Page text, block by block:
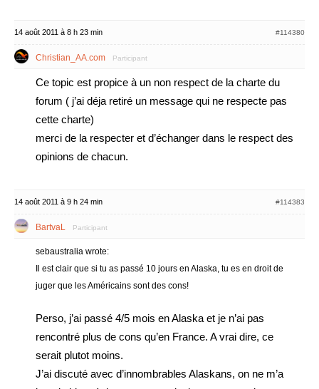
14 août 2011 à 8 h 23 min #114380
Christian_AA.com Participant
Ce topic est propice à un non respect de la charte du
forum ( j’ai déja retiré un message qui ne respecte pas
cette charte)
merci de la respecter et d’échanger dans le respect des
opinions de chacun.
14 août 2011 à 9 h 24 min #114383
BartvaL Participant
sebaustralia wrote:
Il est clair que si tu as passé 10 jours en Alaska, tu es en droit de
juger que les Américains sont des cons!
Perso, j’ai passé 4/5 mois en Alaska et je n’ai pas
rencontré plus de cons qu’en France. A vrai dire, ce
serait plutot moins.
J’ai discuté avec d’innombrables Alaskans, on ne m’a